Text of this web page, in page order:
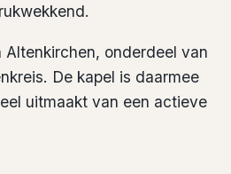
onderdeel van
De kapel is daarmee
uitmaakt van een actieve